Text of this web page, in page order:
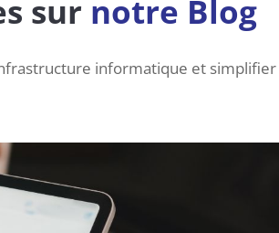
sur notre Blog
informatique et simplifier